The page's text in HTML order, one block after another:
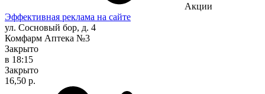
Акции
Эффективная реклама на сайте
ул. Сосновый бор, д. 4
Комфарм Аптека №3
Закрыто
в 18:15
Закрыто
16,50 р.